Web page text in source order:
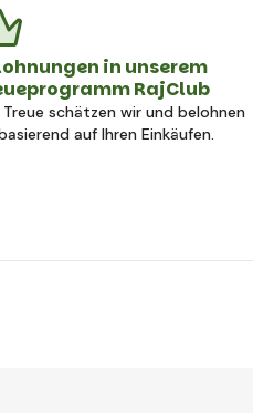
in unserem
RajClub
Treue schätzen wir und belohnen
auf Ihren Einkäufen.